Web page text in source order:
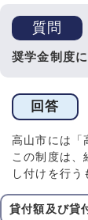
質問
奨学金制度
回答
高山市には「
この制度は、
し付けを行う
貸付額及び貸